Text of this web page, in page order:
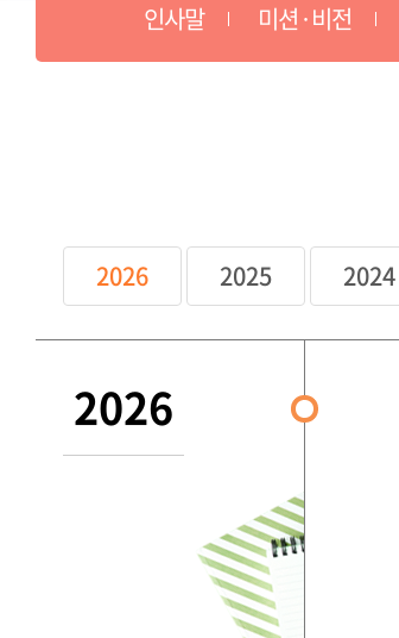
인사말 미션·비전
2026 2025 2024
2026